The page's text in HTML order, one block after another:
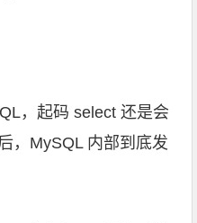
，起码 select 还是会
，MySQL 内部到底发